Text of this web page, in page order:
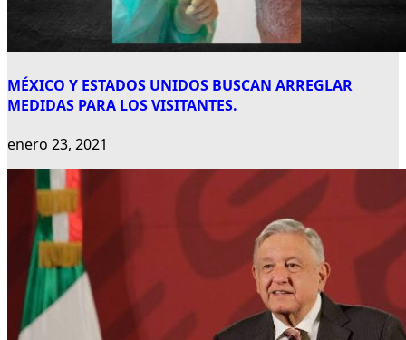
MÉXICO Y ESTADOS UNIDOS BUSCAN ARREGLAR
MEDIDAS PARA LOS VISITANTES.
enero 23, 2021